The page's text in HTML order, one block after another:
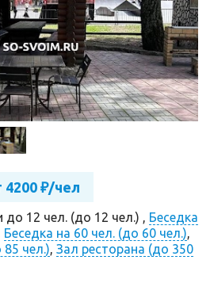
4200 ₽/чел
до 12 чел. (до 12 чел.) , Беседка
Беседка на 60 чел. (до 60 чел.),
85 чел.), Зал ресторана (до 350